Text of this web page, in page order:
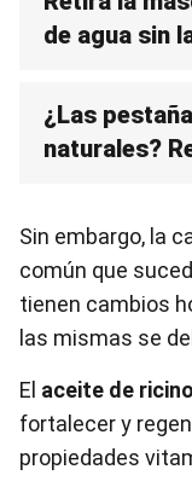
de agua sin
¿Las
naturales?
Sin embargo, la
común que
tienen cambios
las mismas se
El aceite de ricino
fortalecer y
propiedades